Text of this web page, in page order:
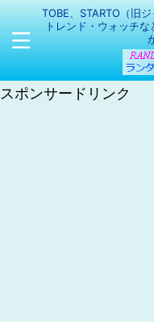
TOBE、STARTO（旧
トレンド・ウォッチ
スポンサードリンク